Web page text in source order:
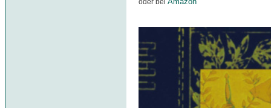
oder bei